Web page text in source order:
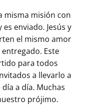
misma misión con
es enviado. Jesús y
el mismo amor
Este
para todos
a llevarlo a
a día. Muchas
prójimo.